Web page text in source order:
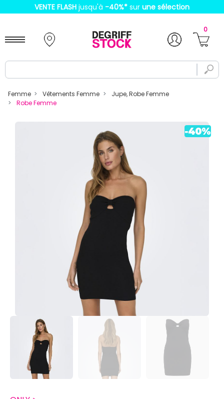
VENTE FLASH jusqu'à -40%* sur une sélection
0
Femme Vêtements Femme
Jupe, Robe Femme
Robe Femme